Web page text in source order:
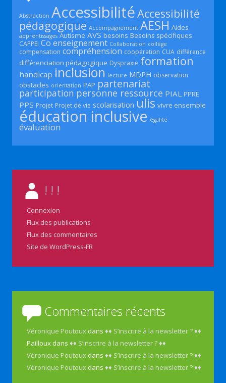
Abstraction AccessibilitéAccessibilité
pédagogique Accompagnement AESH Aides
apprentissages Autisme AVS besoins Besoins spécifiques
CAPPEI Co enseignement Collaboration collège
compensation compréhension coopération CUA différence
différenciation pédagogique Dyspraxie formation
handicap inclusion lecture MDPH observation
obstacles orientation PAP partenariat
participation personne ressource PIAL PPRE
PPS Projet Projet de vie scolarisation ulis vivre ensemble
éducation inclusive égalité
évaluation
! ! !
Connexion
Flux des publications
Flux des commentaires
Site de WordPress-FR
Commentaires récents
Véronique Poutoux dans♦♦ S’inscrire à la newsletter ? ♦♦
Pailloux dans♦♦ S’inscrire à la newsletter ? ♦♦
Véronique Poutoux dans♦♦ S’inscrire à la newsletter ? ♦♦
Véronique Poutoux dans♦♦ S’inscrire à la newsletter ? ♦♦